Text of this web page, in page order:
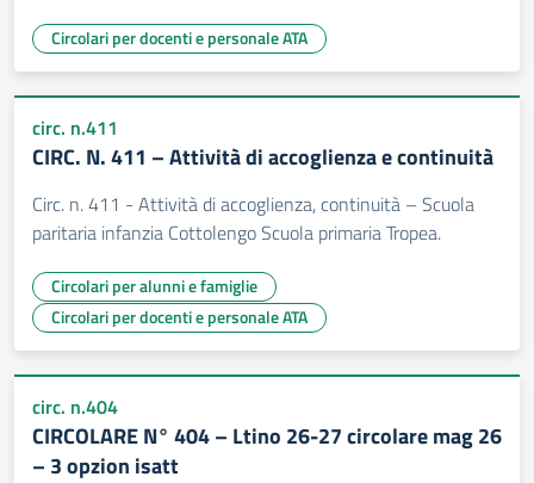
Circolari per docenti e personale ATA
circ. n.411
CIRC. N. 411 – Attività di accoglienza e continuità
Circ. n. 411 - Attività di accoglienza, continuità – Scuola
paritaria infanzia Cottolengo Scuola primaria Tropea.
Circolari per alunni e famiglie
Circolari per docenti e personale ATA
circ. n.404
CIRCOLARE N° 404 – Ltino 26-27 circolare mag 26
– 3 opzion isatt